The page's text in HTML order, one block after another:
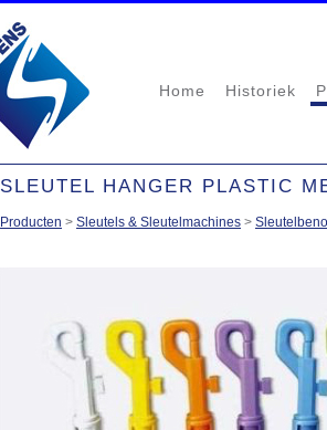
Home Historiek
SLEUTEL HANGER PLASTIC
Producten > Sleutels & Sleutelmachines >